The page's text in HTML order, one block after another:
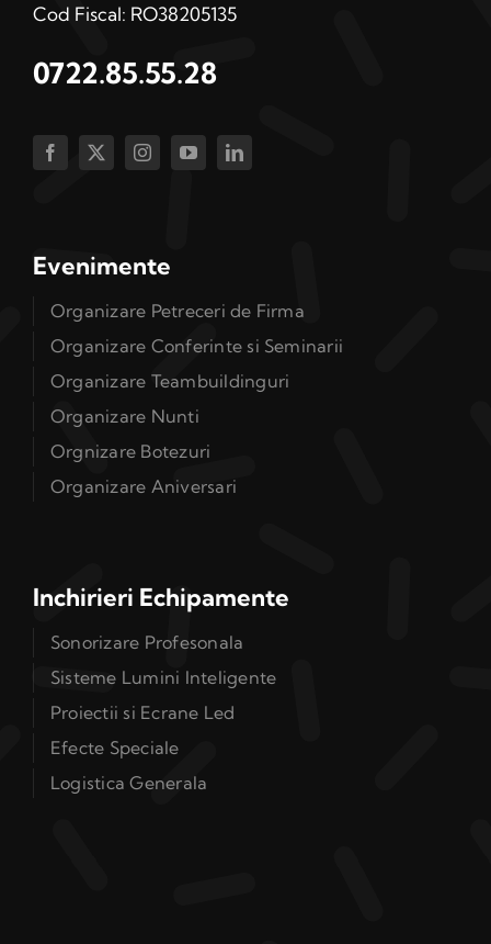
Cod Fiscal: RO38205135
0722.85.55.28
Evenimente
Organizare Petreceri de Firma
Organizare Conferinte si Seminarii
Organizare Teambuildinguri
Organizare Nunti
Orgnizare Botezuri
Organizare Aniversari
Inchirieri Echipamente
Sonorizare Profesonala
Sisteme Lumini Inteligente
Proiectii si Ecrane Led
Efecte Speciale
Logistica Generala